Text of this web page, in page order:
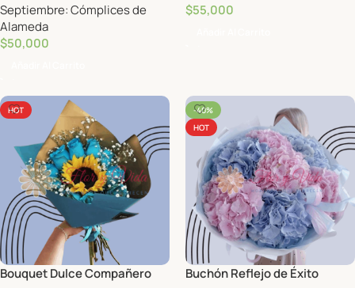
Septiembre: Cómplices de
Alameda
$50,000
$55,000
HOT
Bouquet Dulce Compañero
-40%
HOT
Buchón Reflejo de Éxito